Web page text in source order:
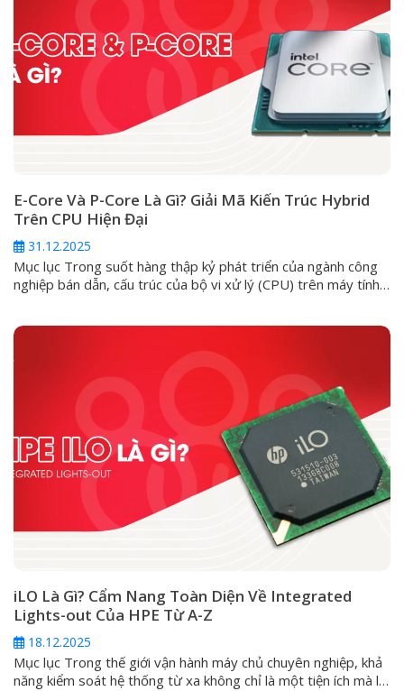
E-Core Và P-Core Là Gì? Giải Mã Kiến Trúc Hybrid
Trên CPU Hiện Đại
31.12.2025
Mục lục Trong suốt hàng thập kỷ phát triển của ngành công
nghiệp bán dẫn, cấu trúc của bộ vi xử lý (CPU) trên máy tính
được đúc từ một khuôn mẫu, có...
iLO Là Gì? Cẩm Nang Toàn Diện Về Integrated
Lights-out Của HPE Từ A-Z
18.12.2025
Mục lục Trong thế giới vận hành máy chủ chuyên nghiệp, khả
năng kiểm soát hệ thống từ xa không chỉ là một tiện ích mà là